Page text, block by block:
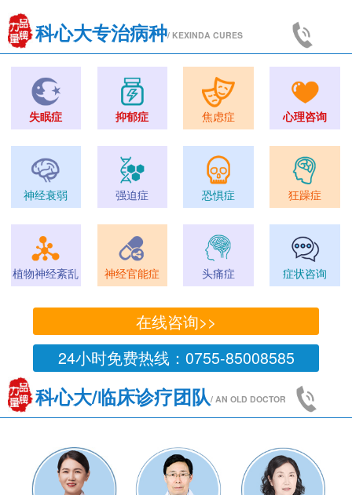
科心大专治病种/ KEXINDA CURES
失眠症 抑郁症 焦虑症 心理咨询
神经衰弱 强迫症 恐惧症 狂躁症
植物神经紊乱 神经官能症 头痛症 症状咨询
在线咨询>>
24小时免费热线：0755-85008585
科心大/临床诊疗团队/ AN OLD DOCTOR